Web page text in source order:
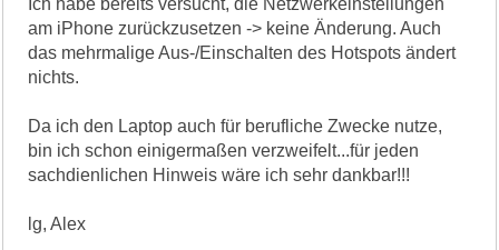
am iPhone zurückzusetzen -> keine Änderung. Auch
das mehrmalige Aus-/Einschalten des Hotspots ändert
nichts.
Da ich den Laptop auch für berufliche Zwecke nutze,
bin ich schon einigermaßen verzweifelt...für jeden
sachdienlichen Hinweis wäre ich sehr dankbar!!!
lg, Alex